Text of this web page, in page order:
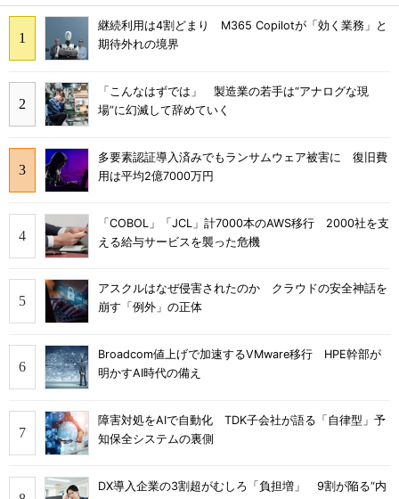
継続利用は4割どまり M365 Copilotが「効く業務」と
期待外れの境界
「こんなはずでは」 製造業の若手は“アナログな現
場”に幻滅して辞めていく
多要素認証導入済みでもランサムウェア被害に 復旧費
用は平均2億7000万円
「COBOL」「JCL」計7000本のAWS移行 2000社を支
える給与サービスを襲った危機
アスクルはなぜ侵害されたのか クラウドの安全神話を
崩す「例外」の正体
Broadcom値上げで加速するVMware移行 HPE幹部が
明かすAI時代の備え
障害対処をAIで自動化 TDK子会社が語る「自律型」予
知保全システムの裏側
DX導入企業の3割超がむしろ「負担増」 9割が陥る“内